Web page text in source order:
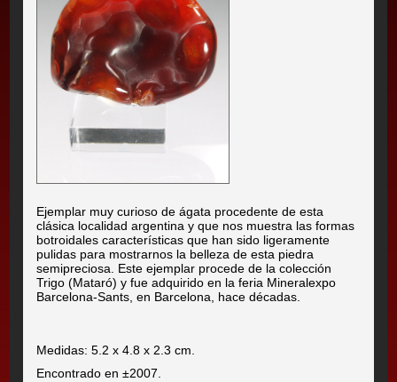
Ejemplar muy curioso de ágata procedente de esta
clásica localidad argentina y que nos muestra las formas
botroidales características que han sido ligeramente
pulidas para mostrarnos la belleza de esta piedra
semipreciosa. Este ejemplar procede de la colección
Trigo (Mataró) y fue adquirido en la feria Mineralexpo
Barcelona-Sants, en Barcelona, hace décadas.
Medidas: 5.2 x 4.8 x 2.3 cm.
Encontrado en ±2007.